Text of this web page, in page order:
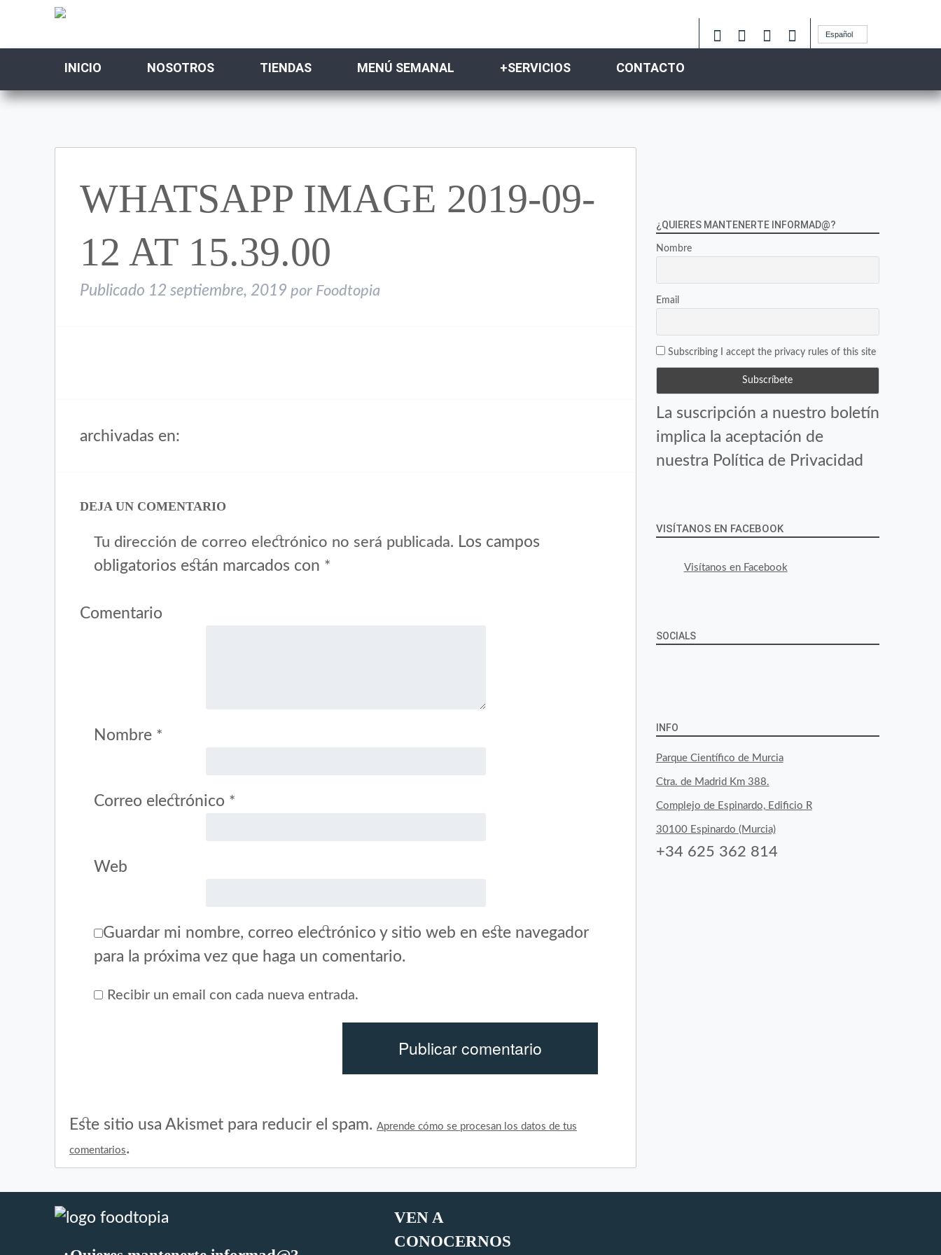
Español
INICIO NOSOTROS TIENDAS MENÚ SEMANAL +SERVICIOS CONTACTO
WHATSAPP IMAGE 2019-09-
12 AT 15.39.00
Publicado 12 septiembre, 2019 por Foodtopia
archivadas en:
DEJA UN COMENTARIO
Tu dirección de correo electrónico no será publicada. Los campos
obligatorios están marcados con *
Comentario
Nombre *
Correo electrónico *
Web
Guardar mi nombre, correo electrónico y sitio web en este navegador
para la próxima vez que haga un comentario.
Recibir un email con cada nueva entrada.
Este sitio usa Akismet para reducir el spam. Aprende cómo se procesan los datos de tus
comentarios.
¿QUIERES MANTENERTE INFORMAD@?
Nombre
Email
Subscribing I accept the privacy rules of this site
La suscripción a nuestro boletín
implica la aceptación de
nuestra Política de Privacidad
VISÍTANOS EN FACEBOOK
Visítanos en Facebook
SOCIALS
byfoodtopia
en
Facebook
byfoodtopia
en
Twitter
byfoodtopia
en
Instagram
INFO
Parque Científico de Murcia
Ctra. de Madrid Km 388.
Complejo de Espinardo, Edificio R
30100 Espinardo (Murcia)
+34 625 362 814
VEN A
CONOCERNOS